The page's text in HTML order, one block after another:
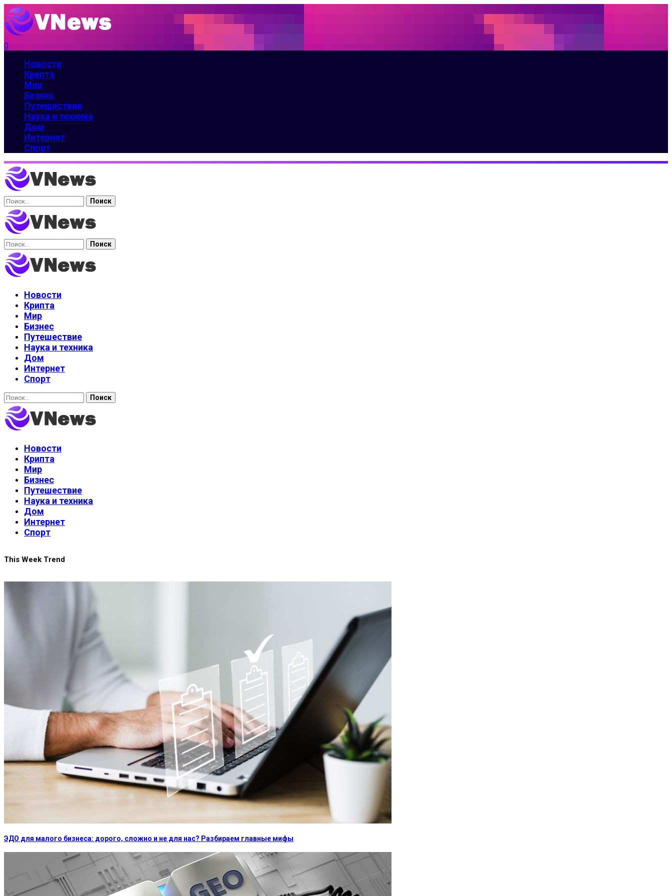
0
Новости
Крипта
Мир
Бизнес
Путешествие
Наука и техника
Дом
Интернет
Спорт
Найти:
Найти:
Новости
Крипта
Мир
Бизнес
Путешествие
Наука и техника
Дом
Интернет
Спорт
Найти:
Новости
Крипта
Мир
Бизнес
Путешествие
Наука и техника
Дом
Интернет
Спорт
This Week Trend
ЭДО для малого бизнеса: дорого, сложно и не для нас? Разбираем главные мифы